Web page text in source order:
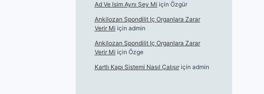
Ad Ve Isim Aynı Şey Mi için Özgür
Ankilozan Spondilit Iç Organlara Zarar
Verir Mi için admin
Ankilozan Spondilit Iç Organlara Zarar
Verir Mi için Özge
Kartlı Kapı Sistemi Nasıl Çalışıriçin admin